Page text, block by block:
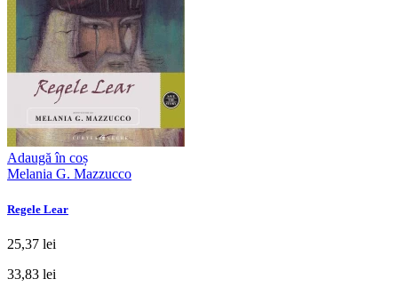
Adaugă în coș
Melania G. Mazzucco
Regele Lear
25,37 lei
33,83 lei